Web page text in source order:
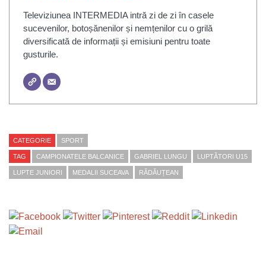
Televiziunea INTERMEDIA intră zi de zi în casele
sucevenilor, botoșănenilor și nemțenilor cu o grilă
diversificată de informații și emisiuni pentru toate
gusturile.
CATEGORIE SPORT
TAG CAMPIONATELE BALCANICE GABRIEL LUNGU LUPTĂTORI U15
LUPTE JUNIORI MEDALII SUCEAVA RĂDĂUȚEAN